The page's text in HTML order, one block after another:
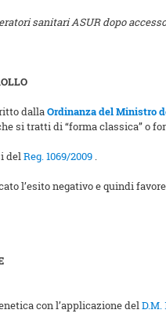
sanitari ASUR dopo
dallaOrdinanza del Ministro
si tratti di “forma classica”
delReg. 1069/2009 .
l’esito negativo e quindi
con l’applicazione delD.M.